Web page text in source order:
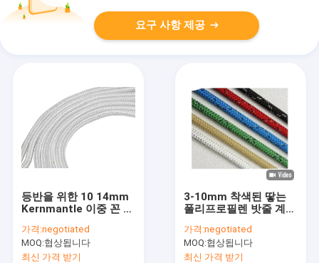
요구 사항 제공
등반을 위한 10 14mm
Kernmantle 이중 꼰 유
가격:negotiated
MOQ:협상됩니다
최신 가격 받기
3-10mm 착색된 땋는
폴리프로필렌 밧줄 계류
가격:negotiated
MOQ:협상됩니다
최신 가격 받기